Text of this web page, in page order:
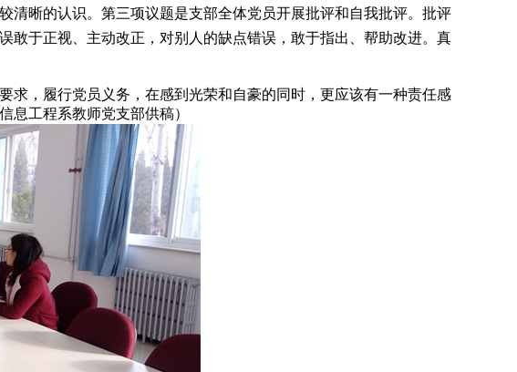
清晰的认识。第三项议题是支部全体党员开展批评和自我批评。批评
敢于正视、主动改正，对别人的缺点错误，敢于指出、帮助改进。真
，履行党员义务，在感到光荣和自豪的同时，更应该有一种责任感
息工程系教师党支部供稿）